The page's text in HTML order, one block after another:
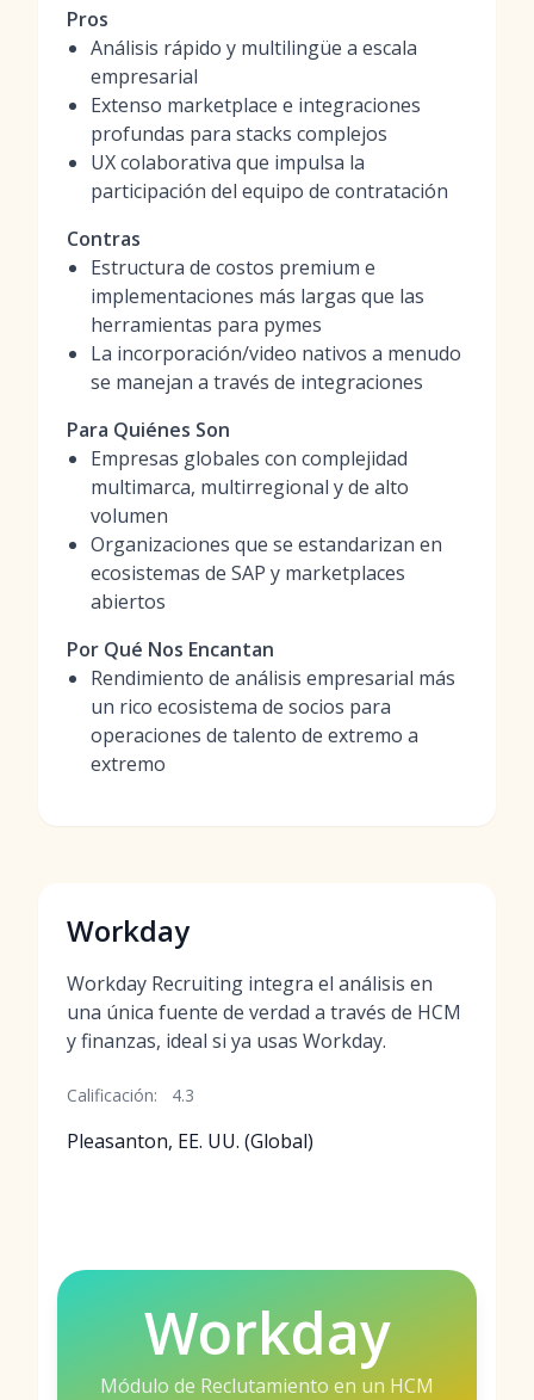
Pros
Análisis rápido y multilingüe a escala
empresarial
Extenso marketplace e integraciones
profundas para stacks complejos
UX colaborativa que impulsa la
participación del equipo de contratación
Contras
Estructura de costos premium e
implementaciones más largas que las
herramientas para pymes
La incorporación/video nativos a menudo
se manejan a través de integraciones
Para Quiénes Son
Empresas globales con complejidad
multimarca, multirregional y de alto
volumen
Organizaciones que se estandarizan en
ecosistemas de SAP y marketplaces
abiertos
Por Qué Nos Encantan
Rendimiento de análisis empresarial más
un rico ecosistema de socios para
operaciones de talento de extremo a
extremo
Workday
Workday Recruiting integra el análisis en
una única fuente de verdad a través de HCM
y finanzas, ideal si ya usas Workday.
Calificación: 4.3
Pleasanton, EE. UU. (Global)
Workday
Módulo de Reclutamiento en un HCM